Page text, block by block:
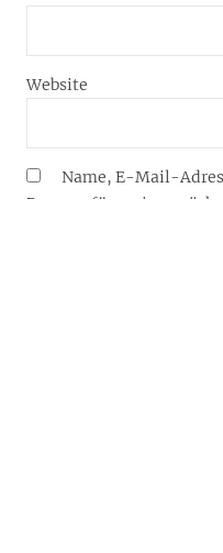
Website
Name, E-Mail-
Browser für meinen